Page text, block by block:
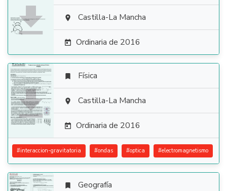
  Castilla-La Mancha
 Ordinaria de 2016

 Física
 Castilla-La Mancha
 Ordinaria de 2016
#interaccion-gravitatoria #ondas #optica #electromagnetismo
 Geografía